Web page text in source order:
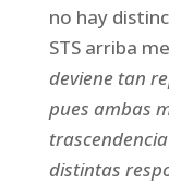
no hay
STS arriba
deviene tan
pues ambas
distintas